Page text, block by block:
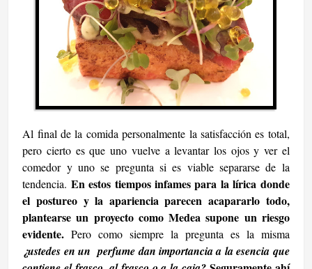
Al final de la comida personalmente la satisfacción es total,
pero cierto es que uno vuelve a levantar los ojos y ver el
comedor y uno se pregunta si es viable separarse de la
tendencia. En estos tiempos infames para la lírica donde
el postureo y la apariencia parecen acapararlo todo,
plantearse un proyecto como Medea supone un riesgo
evidente. Pero como siempre la pregunta es la misma
¿ustedes en un perfume dan importancia a la esencia que